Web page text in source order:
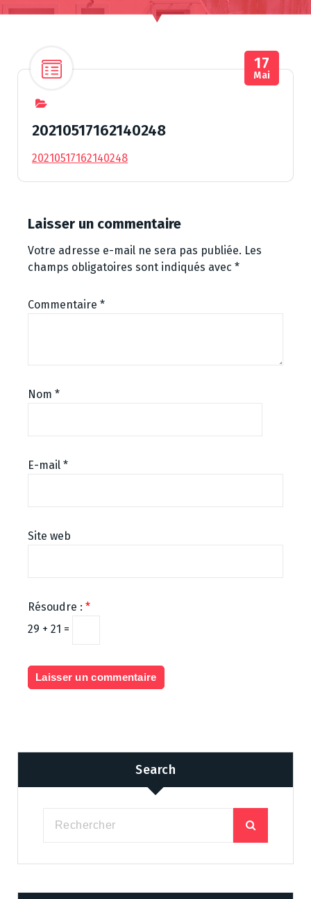
17
Mai
20210517162140248
20210517162140248
Laisser un commentaire
Votre adresse e-mail ne sera pas publiée. Les
champs obligatoires sont indiqués avec *
Commentaire *
Nom *
E-mail *
Site web
Résoudre : *
29 + 21 =
Search